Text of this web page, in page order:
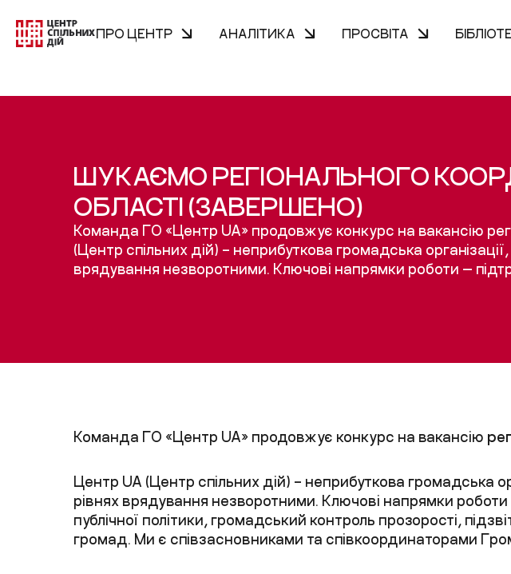
ПРО ЦЕНТР АНАЛІТИКА ПРОСВІТА
ШУКАЄМО РЕГІОНАЛЬНОГО
ОБЛАСТІ (ЗАВЕРШЕНО)
Команда ГО «Центр UA» продовжує конкурс на вакансію
(Центр спільних дій) – неприбуткова громадська
врядування незворотними. Ключові напрямки роботи —
Команда ГО «Центр UA» продовжує конкурс на вакансію
Центр UA (Центр спільних дій) – неприбуткова громадська
рівнях врядування незворотними. Ключові напрямки
публічної політики, громадський контроль прозорості,
громад. Ми є співзасновниками та співкоординаторами